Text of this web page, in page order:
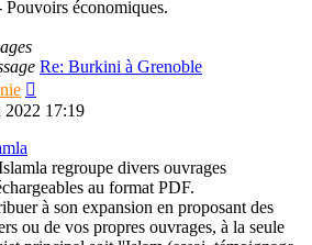
économiques.
Re: Burkini à Grenoble
le
2022 17:19
regroupe divers ouvrages
au format PDF.
à son expansion en proposant des
ou de vos propres ouvrages, à la seule